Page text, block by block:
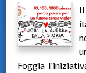
Foggia